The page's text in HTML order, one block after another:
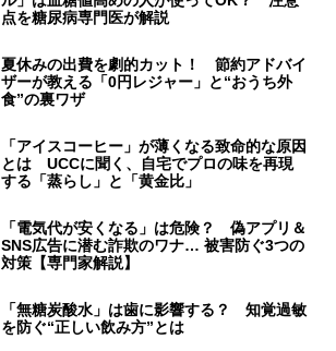
点を糖尿病専門医が解説
夏休みの出費を劇的カット！ 節約アドバイ
ザーが教える「0円レジャー」と“おうち外
食”の裏ワザ
「アイスコーヒー」が薄くなる致命的な原因
とは UCCに聞く、自宅でプロの味を再現
する「蒸らし」と「黄金比」
「電気代が安くなる」は危険？ 偽アプリ＆
SNS広告に潜む詐欺のワナ… 被害防ぐ3つの
対策【専門家解説】
「無糖炭酸水」は歯に影響する？ 知覚過敏
を防ぐ“正しい飲み方”とは